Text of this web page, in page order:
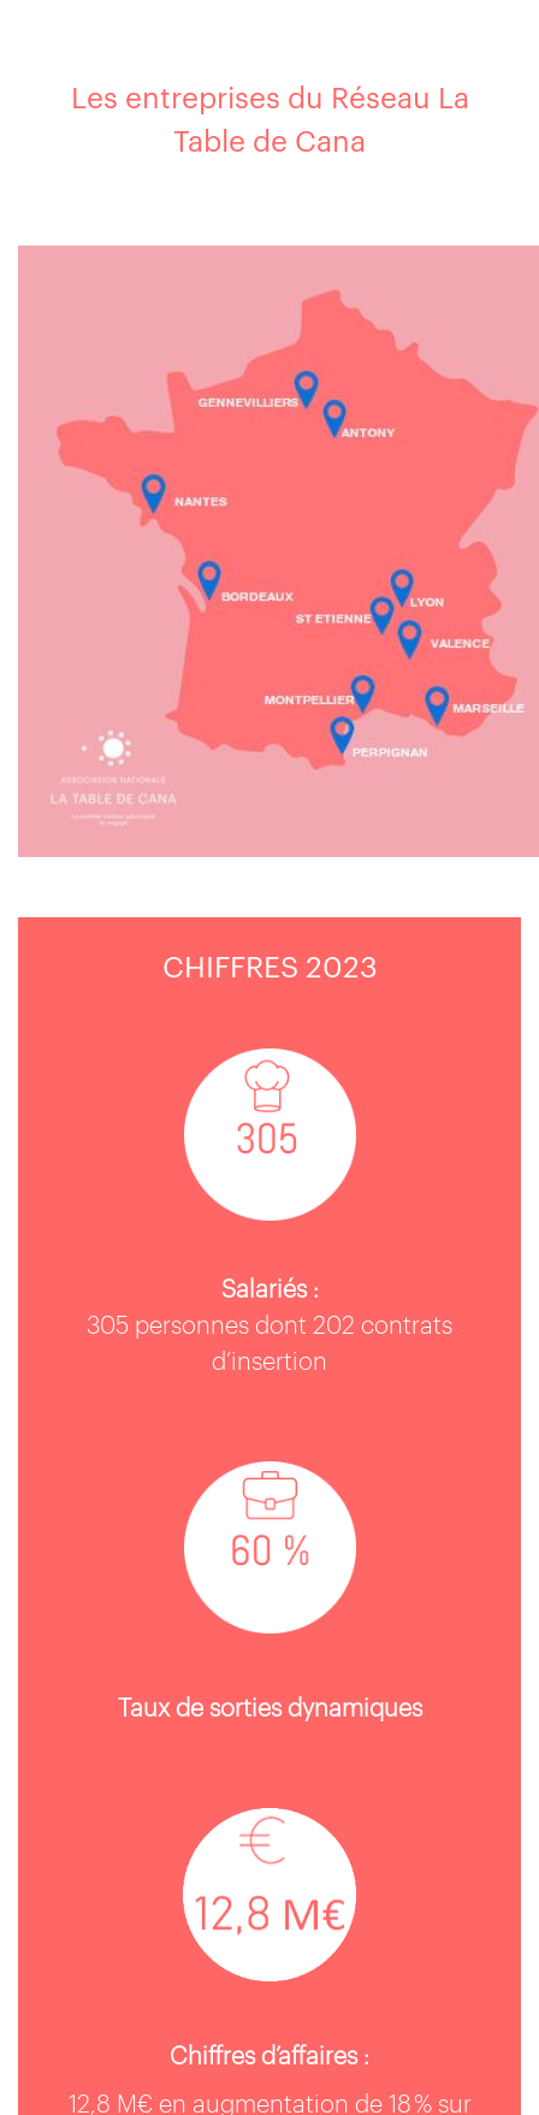
Les entreprises du Réseau La
Table de Cana
CHIFFRES 2023
Salariés :
305 personnes dont 202 contrats
d’insertion
Taux de sorties dynamiques
Chiffres d’affaires :
12,8 M€ en augmentation de 18 % sur